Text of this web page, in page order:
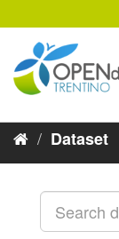
al
contenuto
Dataset